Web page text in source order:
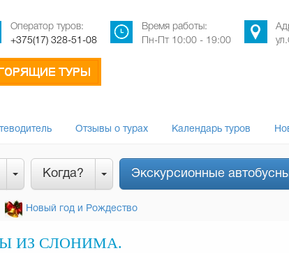
Оператор туров:
+375(17) 328-51-08
Время работы:
Пн-Пт 10:00 - 19:00
Отзывы о турах Календарь туров
Когда? Экскурсионные
Новый год и Рождество
ИЗ СЛОНИМА.